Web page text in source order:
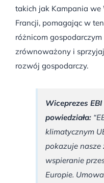
takich jak Kampania we
Francji, pomagając w
różnicom
zrównoważony i
rozwój gospodarczy.
Wiceprezes
powiedziała:
klimatycznym
pokazuje
wspieranie
Europie.